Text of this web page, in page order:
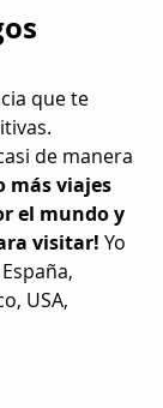
que te
de manera
más viajes
el mundo y
visitar! Yo
USA,